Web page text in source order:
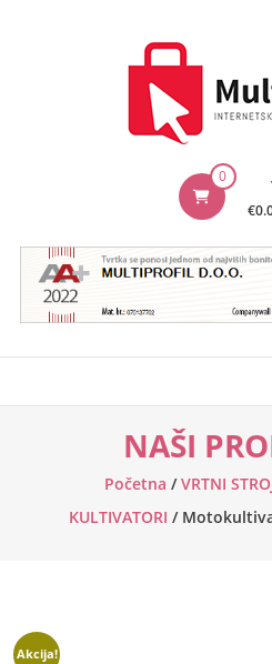
Internetska
trgovina
alata
0
NAŠI
Početna /VRTNI
KULTIVATORI /
Akcija!